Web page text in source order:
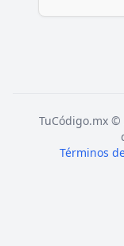
TuCódigo.mx ©
Términos